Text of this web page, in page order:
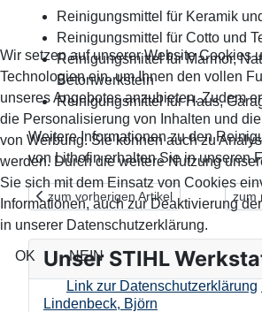
Reinigungsmittel für Keramik
Reinigungsmittel für Cotto und
Reinigungsmittel für Marmor,
Betonwerkstein
Reinigungsmittel für Haus,
Weitere Informationen zu den
von Lithofin erhalten Sie in unseren
Vorheriger Beitrag: Innovativer
zum vorherigen Artikel zum
Unser STIHL
Lindenbeck, Björn
Wir setzen auf unserer Website Cookies
Technologien ein, um Ihnen den vollen
unseres Angebotes anzubieten. Zudem
die Personalisierung von Inhalten und
von Werbung. Sie können auch zu
werden. Durch die weitere Nutzung
Sie sich mit dem Einsatz von Cookies
Informationen, auch zur Deaktivierung
in unserer Datenschutzerklärung.
OK NEIN
Link zur Datenschutzerklärung